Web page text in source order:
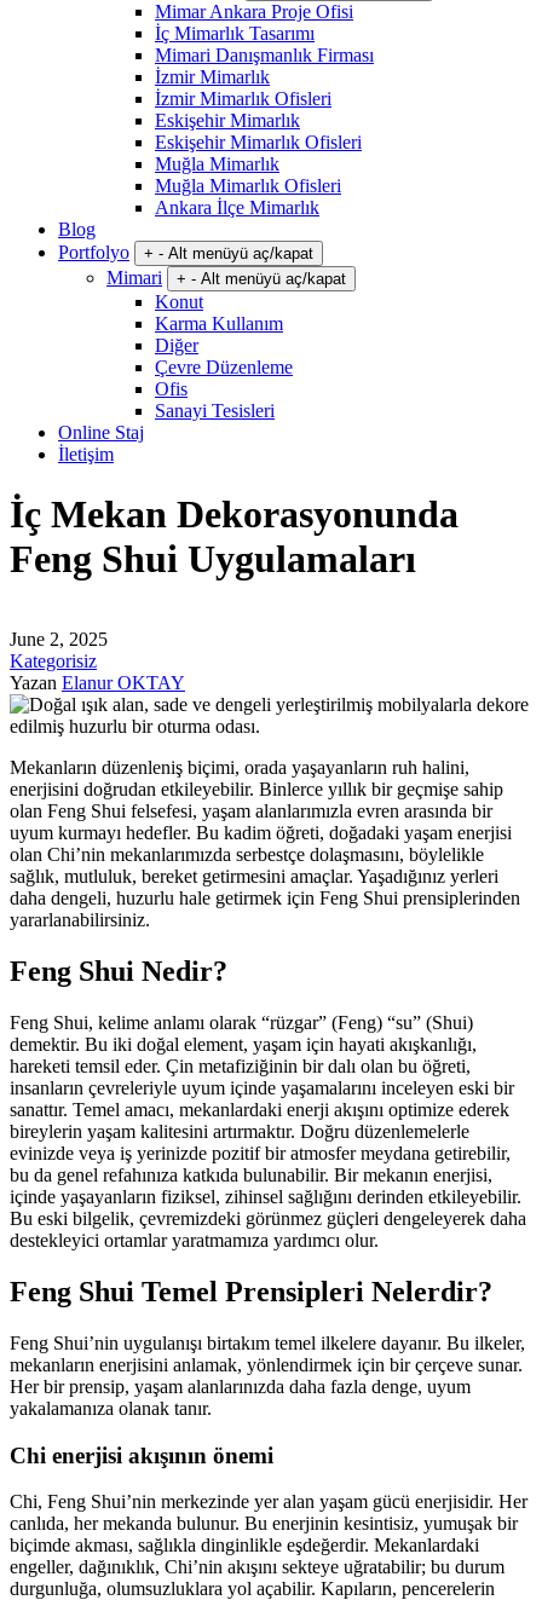
Mimar Ankara Proje Ofisi
İç Mimarlık Tasarımı
Mimari Danışmanlık Firması
İzmir Mimarlık
İzmir Mimarlık Ofisleri
Eskişehir Mimarlık
Eskişehir Mimarlık Ofisleri
Muğla Mimarlık
Muğla Mimarlık Ofisleri
Ankara İlçe Mimarlık
Blog
Portfolyo
+ - Alt menüyü aç/kapat
Mimari + - Alt menüyü aç/kapat
Konut
Karma Kullanım
Diğer
Çevre Düzenleme
Ofis
Sanayi Tesisleri
Online Staj
İletişim
İç Mekan Dekorasyonunda
Feng Shui Uygulamaları
June 2, 2025
Kategorisiz
Yazan Elanur OKTAY
Mekanların düzenleniş biçimi, orada yaşayanların ruh halini,
enerjisini doğrudan etkileyebilir. Binlerce yıllık bir geçmişe sahip
olan Feng Shui felsefesi, yaşam alanlarımızla evren arasında bir
uyum kurmayı hedefler. Bu kadim öğreti, doğadaki yaşam enerjisi
olan Chi’nin mekanlarımızda serbestçe dolaşmasını, böylelikle
sağlık, mutluluk, bereket getirmesini amaçlar. Yaşadığınız yerleri
daha dengeli, huzurlu hale getirmek için Feng Shui prensiplerinden
yararlanabilirsiniz.
Feng Shui Nedir?
Feng Shui, kelime anlamı olarak “rüzgar” (Feng) “su” (Shui)
demektir. Bu iki doğal element, yaşam için hayati akışkanlığı,
hareketi temsil eder. Çin metafiziğinin bir dalı olan bu öğreti,
insanların çevreleriyle uyum içinde yaşamalarını inceleyen eski bir
sanattır. Temel amacı, mekanlardaki enerji akışını optimize ederek
bireylerin yaşam kalitesini artırmaktır. Doğru düzenlemelerle
evinizde veya iş yerinizde pozitif bir atmosfer meydana getirebilir,
bu da genel refahınıza katkıda bulunabilir. Bir mekanın enerjisi,
içinde yaşayanların fiziksel, zihinsel sağlığını derinden etkileyebilir.
Bu eski bilgelik, çevremizdeki görünmez güçleri dengeleyerek daha
destekleyici ortamlar yaratmamıza yardımcı olur.
Feng Shui Temel Prensipleri Nelerdir?
Feng Shui’nin uygulanışı birtakım temel ilkelere dayanır. Bu ilkeler,
mekanların enerjisini anlamak, yönlendirmek için bir çerçeve sunar.
Her bir prensip, yaşam alanlarınızda daha fazla denge, uyum
yakalamanıza olanak tanır.
Chi enerjisi akışının önemi
Chi, Feng Shui’nin merkezinde yer alan yaşam gücü enerjisidir. Her
canlıda, her mekanda bulunur. Bu enerjinin kesintisiz, yumuşak bir
biçimde akması, sağlıkla dinginlikle eşdeğerdir. Mekanlardaki
engeller, dağınıklık, Chi’nin akışını sekteye uğratabilir; bu durum
durgunluğa, olumsuzluklara yol açabilir. Kapıların, pencerelerin